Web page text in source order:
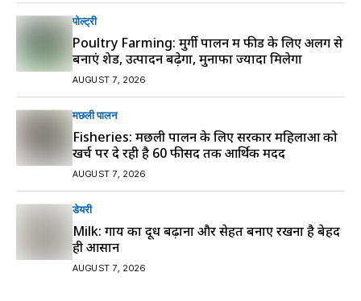
पोल्ट्री
Poultry Farming: मुर्गी पालन में फीड के लिए अलग से
बनाएं शेड, उत्पादन बढ़ेगा, मुनाफा ज्यादा मिलेगा
AUGUST 7, 2026
मछली पालन
Fisheries: मछली पालन के लिए सरकार महिलाओं को
खर्च पर दे रही है 60 फीसद तक आर्थिक मदद
AUGUST 7, 2026
डेयरी
Milk: गाय का दूध बढ़ाना और सेहत बनाए रखना है बेहद
ही आसान
AUGUST 7, 2026